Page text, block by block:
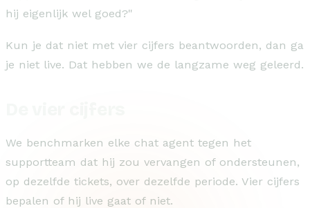
hij eigenlijk wel goed?"
Kun je dat niet met vier cijfers beantwoorden, dan ga
je niet live. Dat hebben we de langzame weg geleerd.
We benchmarken elke chat agent tegen het
supportteam dat hij zou vervangen of ondersteunen,
op dezelfde tickets, over dezelfde periode. Vier cijfers
bepalen of hij live gaat of niet.